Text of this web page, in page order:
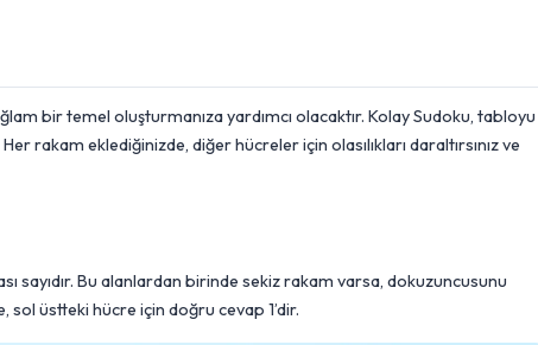
bir temel oluşturmanıza yardımcı olacaktır. Kolay Sudoku, tabloyu
rakam eklediğinizde, diğer hücreler için olasılıkları daraltırsınız ve
sayıdır. Bu alanlardan birinde sekiz rakam varsa, dokuzuncusunu
sol üstteki hücre için doğru cevap 1’dir.